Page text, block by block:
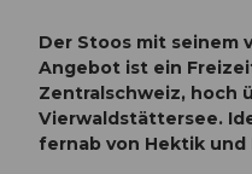
Der Stoos mit seinem
Angebot ist ein
Zentralschweiz, hoch
Vierwaldstättersee.
fernab von Hektik und